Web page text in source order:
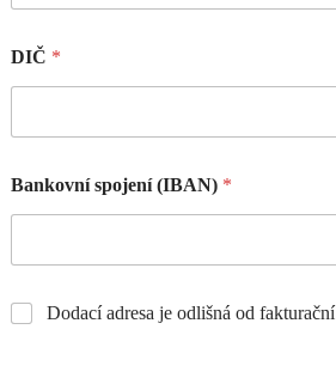
DIČ *
Bankovní spojení (IBAN) *
Dodací adresa je odlišná od fakturační